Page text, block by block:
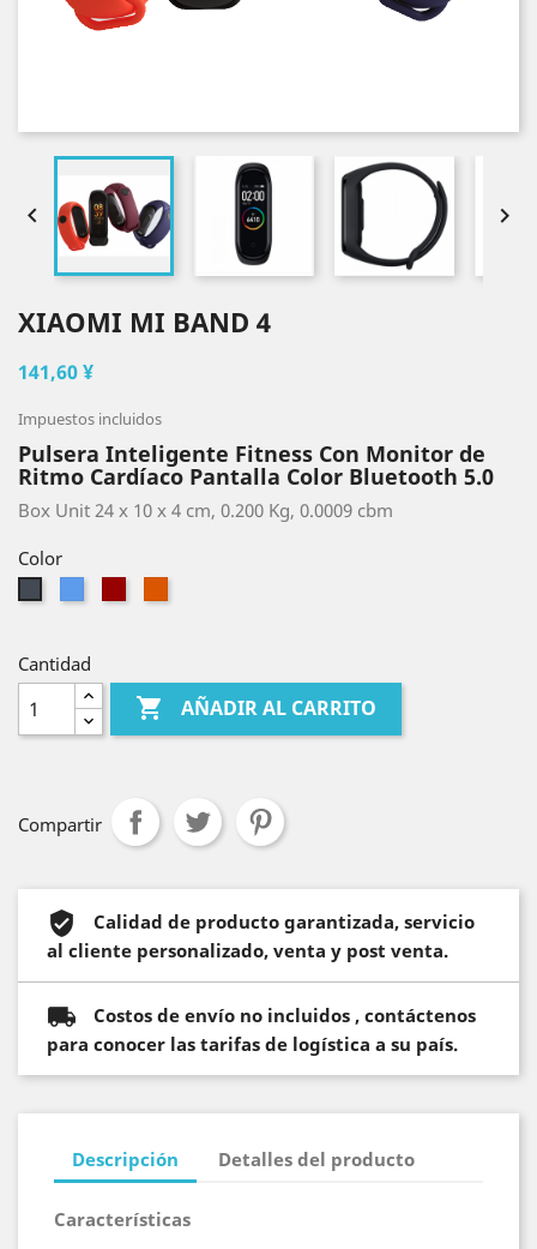
 
XIAOMI MI BAND 4
141,60 ¥
Impuestos incluidos
Pulsera Inteligente Fitness Con Monitor de
Ritmo Cardíaco Pantalla Color Bluetooth 5.0
Box Unit 24 x 10 x 4 cm, 0.200 Kg, 0.0009 cbm
Color
Cantidad
 AÑADIR AL CARRITO
Compartir
Calidad de producto garantizada, servicio
al cliente personalizado, venta y post venta.
Costos de envío no incluidos , contáctenos
para conocer las tarifas de logística a su país.
Descripción Detalles del producto
Características